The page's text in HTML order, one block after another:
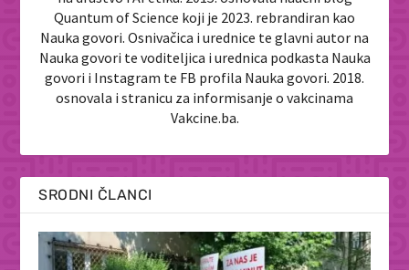
Quantum of Science koji je 2023. rebrandiran kao
Nauka govori. Osnivačica i urednice te glavni autor na
Nauka govori te voditeljica i urednica podkasta Nauka
govori i Instagram te FB profila Nauka govori. 2018.
osnovala i stranicu za informisanje o vakcinama
Vakcine.ba.
SRODNI ČLANCI